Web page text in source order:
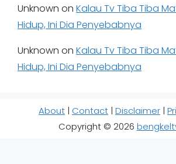
Unknown on Kalau Tv Tiba Tiba
Hidup, Ini Dia Penyebabnya
Unknown on Kalau Tv Tiba Tiba
Hidup, Ini Dia Penyebabnya
About | Contact | Disclaimer |
Copyright © 2026